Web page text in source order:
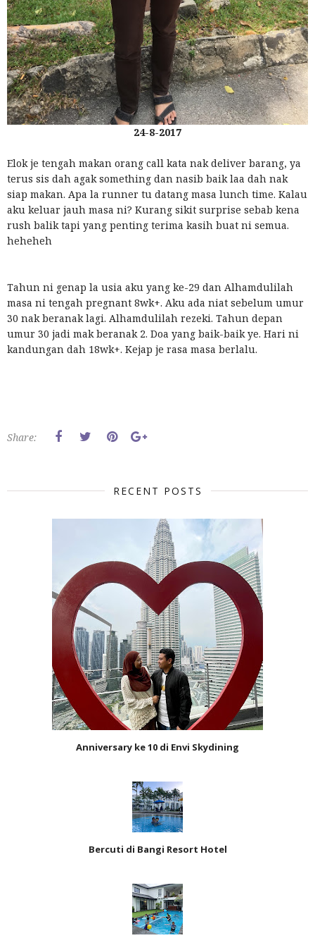
24-8-2017
Elok je tengah makan orang call kata nak deliver barang, ya
terus sis dah agak something dan nasib baik laa dah nak
siap makan. Apa la runner tu datang masa lunch time. Kalau
aku keluar jauh masa ni? Kurang sikit surprise sebab kena
rush balik tapi yang penting terima kasih buat ni semua.
heheheh
Tahun ni genap la usia aku yang ke-29 dan Alhamdulilah
masa ni tengah pregnant 8wk+. Aku ada niat sebelum umur
30 nak beranak lagi. Alhamdulilah rezeki. Tahun depan
umur 30 jadi mak beranak 2. Doa yang baik-baik ye. Hari ni
kandungan dah 18wk+. Kejap je rasa masa berlalu.
Share:
RECENT POSTS
Anniversary ke 10 di Envi Skydining
Bercuti di Bangi Resort Hotel